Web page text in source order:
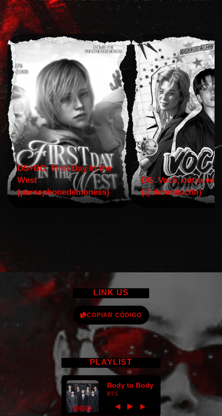
DS+BC: First Day in the
West
(persephonedemoness)
DS: Você, outra vez!
(@domodachii)
LINK US
COPIAR CÓDIGO
PLAYLIST
Body to Body
BTS
◀ ► ▶